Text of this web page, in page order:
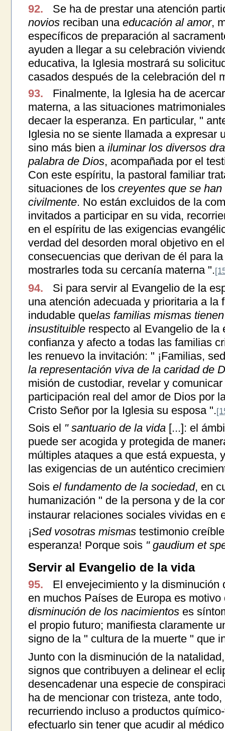
92.
Se ha de prestar una atención
noviosreciban una educación al amor,
específicos de preparación al
ayuden a llegar a su celebración
educativa, la Iglesia mostrará su
casados después de la celebración del
93.
Finalmente, la Iglesia ha de
materna, a las situaciones
decaer la esperanza. En particular, "
Iglesia no se siente llamada a expresar
sino más bien a iluminar los diversos
palabra de Dios, acompañada por el
Con este espíritu, la pastoral familiar
situaciones de los creyentes que se
civilmente. No están excluidos de la
invitados a participar en su vida,
en el espíritu de las exigencias
verdad del desorden moral objetivo en
consecuencias que derivan de él para
mostrarles toda su cercanía materna ".
94.
Si para servir al Evangelio de la
una atención adecuada y prioritaria a la
indudable quelas familias mismas
insustituiblerespecto al Evangelio de la
confianza y afecto a todas las familias
les renuevo la invitación: " ¡Familias,
la representación viva de la caridad de
misión de custodiar, revelar y
participación real del amor de Dios por
Cristo Señor por la Iglesia su esposa ".
Sois el " santuario de la vida[...]: el
puede ser acogida y protegida de
múltiples ataques a que está expuesta,
las exigencias de un auténtico
Sois el fundamento de la sociedad, en
humanización " de la persona y de la
instaurar relaciones sociales vividas en
¡Sed vosotras mismastestimonio
esperanza! Porque sois " gaudium et
Servir al Evangelio de la vida
95.
El envejecimiento y la disminución
en muchos Países de Europa es
disminución de los nacimientoses
el propio futuro; manifiesta claramente
signo de la " cultura de la muerte " que
Junto con la disminución de la
signos que contribuyen a delinear el
desencadenar una especie de
ha de mencionar con tristeza, ante
recurriendo incluso a productos
efectuarlo sin tener que acudir al